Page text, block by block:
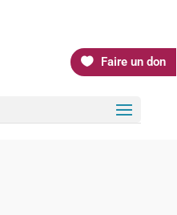
Faire un don